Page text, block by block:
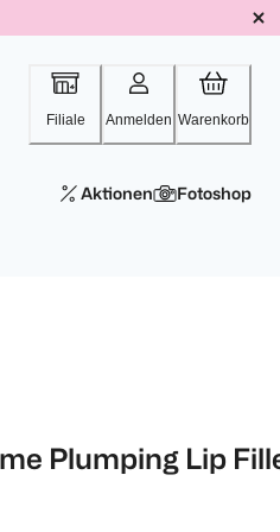
Filiale Anmelden Warenkorb
Aktionen Fotoshop
Plumping Lip